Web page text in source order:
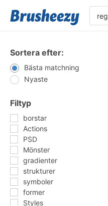
Sortera efter:
Bästa matchning
Nyaste
Filtyp
borstar
Actions
PSD
Mönster
gradienter
strukturer
symboler
former
Styles